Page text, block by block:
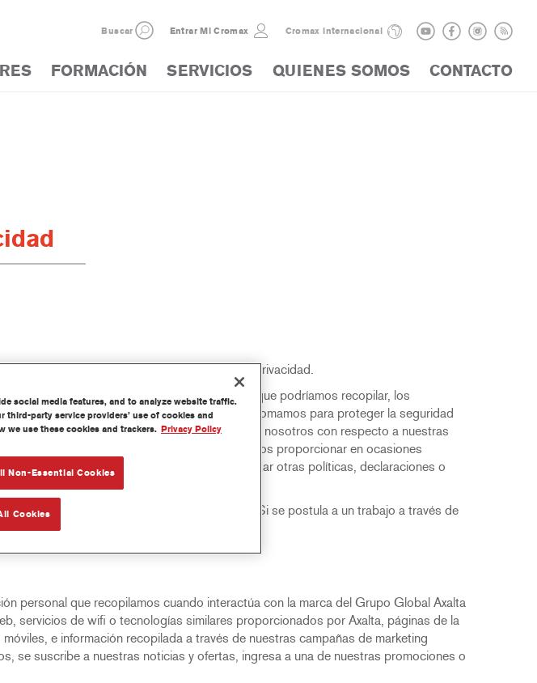
Buscar Entrar Mi Cromax Cromax internacional
FORMACIÓN SERVICIOS QUIENES SOMOS CONTACTO
Axalta”, “Axalta” o “nosotros”) respetan su privacidad.
personal (“Información personal”) que podríamos recopilar, los
podríamos compartirla y las medidas que tomamos para proteger la seguridad
personal y cómo puede comunicarse con nosotros con respecto a nuestras
o aviso de privacidad que podríamos proporcionar en ocasiones
de privacidad está destinada a complementar otras políticas, declaraciones o
prácticas locales y requisitos legales. Si se postula a un trabajo a través de
separado.
personal que recopilamos cuando interactúa con la marca del Grupo Global Axalta
servicios de wifi o tecnologías similares proporcionados por Axalta, páginas de la
e información recopilada a través de nuestras campañas de marketing
se suscribe a nuestras noticias y ofertas, ingresa a una de nuestras promociones o
social media features, and to analyze website traffic.
party service providers’ use of cookies and
we use these cookies and trackers. Privacy Policy
Non-Essential Cookies
Cookies